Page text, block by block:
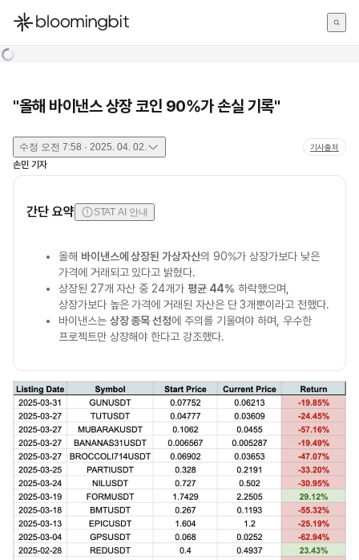
한국어
"올해 바이낸스 상장 코인 90%가 손실 기록"
수정 오전 7:58 · 2025. 04. 02. 기사출처
손민 기자
간단 요약 STAT AI 안내
올해 바이낸스에 상장된 가상자산의 90%가 상장가보다 낮은
가격에 거래되고 있다고 밝혔다.
상장된 27개 자산 중 24개가 평균 44% 하락했으며,
상장가보다 높은 가격에 거래된 자산은 단 3개뿐이라고 전했다.
바이낸스는 상장 종목 선정에 주의를 기울여야 하며, 우수한
프로젝트만 상장해야 한다고 강조했다.